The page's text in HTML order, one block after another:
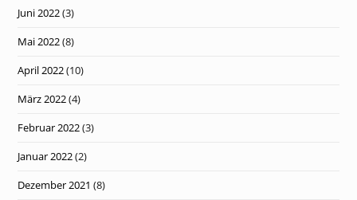
Juni 2022(3)
Mai 2022(8)
April 2022(10)
März 2022(4)
Februar 2022(3)
Januar 2022(2)
Dezember 2021 (8)